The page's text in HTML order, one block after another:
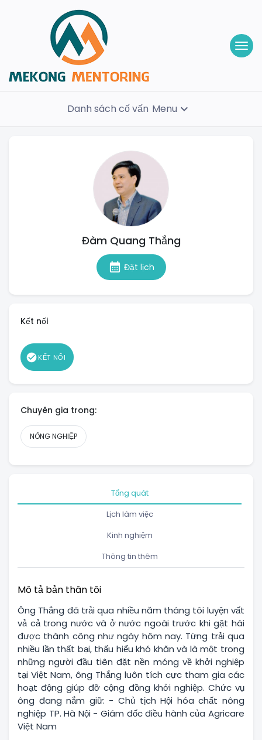
Danh sách cố vấn Menu expand_more
Đàm Quang Thắng
calendar_month Đặt lịch
Kết nối
check_circleKẾT NỐI
Chuyên gia trong:
NÔNG NGHIỆP
Tổng quát
Lịch làm việc
Kinh nghiệm
Thông tin thêm
Mô tả bản thân tôi
Ông Thắng đã trải qua nhiều năm tháng tôi luyện vất
vả cả trong nước và ở nước ngoài trước khi gặt hái
được thành công như ngày hôm nay. Từng trải qua
nhiều lần thất bại, thấu hiểu khó khăn và là một trong
những người đầu tiên đặt nền móng về khởi nghiệp
tại Việt Nam, ông Thắng luôn tích cực tham gia các
hoạt động giúp đỡ cộng đồng khởi nghiệp. Chức vụ
ông đang nắm giữ: - Chủ tịch Hội hóa chất nông
nghiệp TP. Hà Nội - Giám đốc điều hành của Agricare
Việt Nam